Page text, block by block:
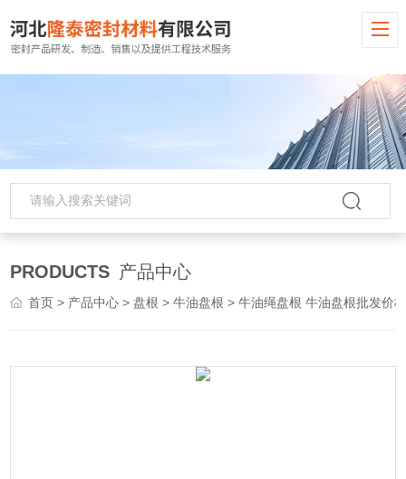
PRODUCTS 产品中心
首页 > 产品中心 > 盘根 >牛油盘根 > 牛油绳盘根 牛油盘根批发价